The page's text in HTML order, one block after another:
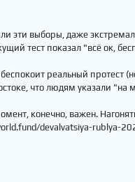
эти выборы, даже
тест показал "всё ок,
реальный протест
что людям указали "на
конечно, важен.
devalvatsiya-rublya-